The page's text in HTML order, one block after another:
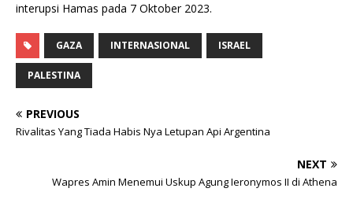
interupsi Hamas pada 7 Oktober 2023.
GAZA INTERNASIONAL ISRAEL
PALESTINA
PREVIOUS
Rivalitas Yang Tiada Habis Nya Letupan Api Argentina
NEXT
Wapres Amin Menemui Uskup Agung Ieronymos II di Athena